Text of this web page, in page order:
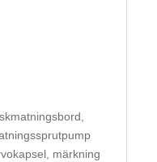
märkning